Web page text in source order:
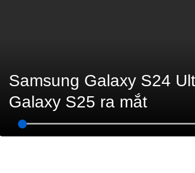
Samsung Galaxy S24
Galaxy S25 ra mắt